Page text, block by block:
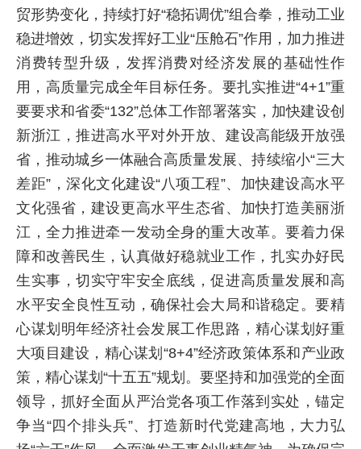
贸形势变化，持续打好“稳拓调优”组合拳，推动工业
稳进增效，切实发挥好工业“压舱石”作用，加力推进
消费转型升级，发挥消费对经济发展的基础性作
用，高质量完成全年目标任务。要扎实推进“4+1”重
要要求和省委“132”总体工作部署落实，加快建设创
新浙江，推进高水平对外开放、建设高能级开放强
省，推动城乡一体融合高质量发展、持续缩小“三大
差距”，深化文化建设“八项工程”、加快建设高水平
文化强省，建设更高水平生态省、加快打造美丽浙
江，全力推进牵一发动全身的重大改革。要着力保
障和改善民生，认真做好稳就业工作，扎实办好民
生实事，切实守牢安全底线，促进高质量发展和高
水平安全良性互动，确保社会大局和谐稳定。要精
心谋划明年经济社会发展工作思路，精心谋划好重
大项目建设，精心谋划“8+4”经济政策体系和产业政
策，精心谋划“十五五”规划。要坚持和加强党的全面
领导，抓好全面从严治党各项工作落到实处，锚定
争当“四个排头兵”、打造新时代党建高地，大力弘